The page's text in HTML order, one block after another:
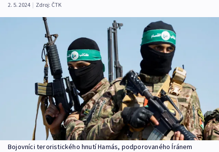
2. 5. 2024 | Zdroj: ČTK
Bojovníci teroristického hnutí Hamás, podporovaného Íránem